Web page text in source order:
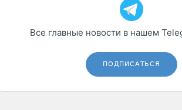
Все главные новости в нашем
ПОДПИСАТЬСЯ